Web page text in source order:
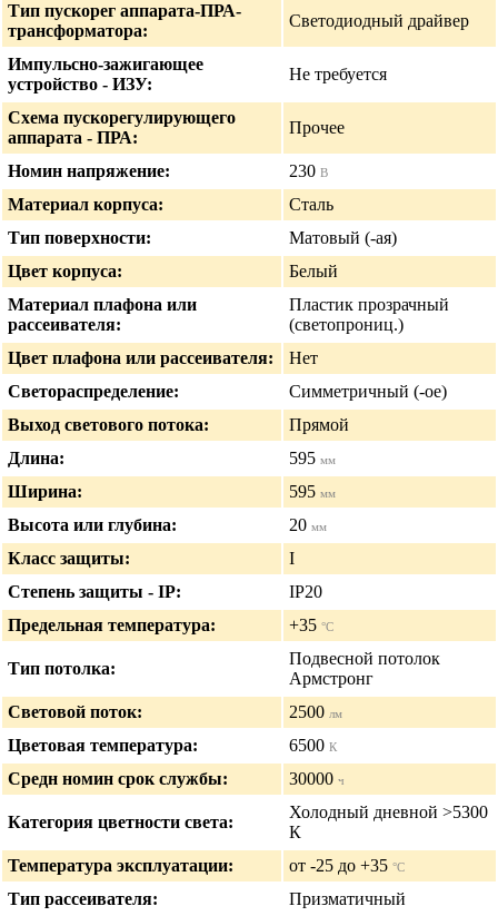
Тип пускорег аппарата-ПРА-
трансформатора:
Светодиодный драйвер
Импульсно-зажигающее
устройство - ИЗУ:
Не требуется
Схема пускорегулирующего
аппарата - ПРА:
Прочее
Номин напряжение: 230 В
Материал корпуса:
Сталь
Тип поверхности:
Матовый (-ая)
Цвет корпуса:
Белый
Материал плафона или
рассеивателя:
Пластик прозрачный
(светопрониц.)
Цвет плафона или рассеивателя:
Нет
Светораспределение:
Симметричный (-ое)
Выход светового потока:
Прямой
Длина:
595 мм
Ширина: 595 мм
Высота или глубина: 20 мм
Класс защиты:
I
Степень защиты - IP:
IP20
Предельная температура:
+35 °C
Тип потолка:
Подвесной потолок
Армстронг
Световой поток:
2500 лм
Цветовая температура: 6500 К
Средн номин срок службы: 30000 ч
Категория цветности света:
Холодный дневной >5300
К
Температура эксплуатации:
от -25 до +35 °C
Тип рассеивателя:
Призматичный